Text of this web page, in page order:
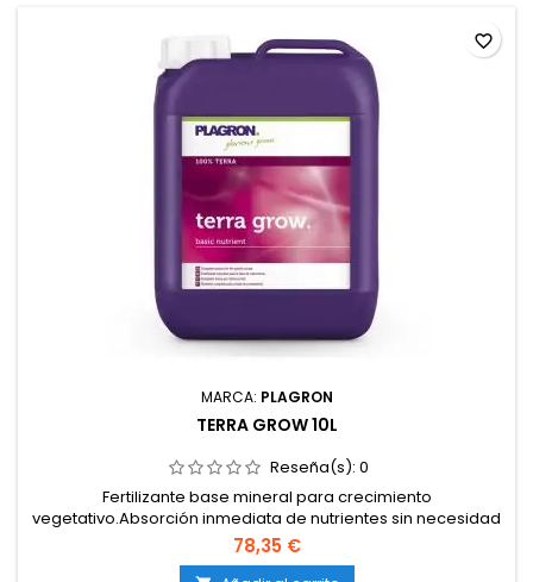
MARCA: PLAGRON
TERRA GROW 10L
Reseña(s): 0
Fertilizante base mineral para crecimiento
vegetativo.Absorción inmediata de nutrientes sin necesidad
de degradación orgánica.Compatible con todas las
mezclas de tierra y sistemas de riego.No contamina tuberías
78,35 €
favorite_border